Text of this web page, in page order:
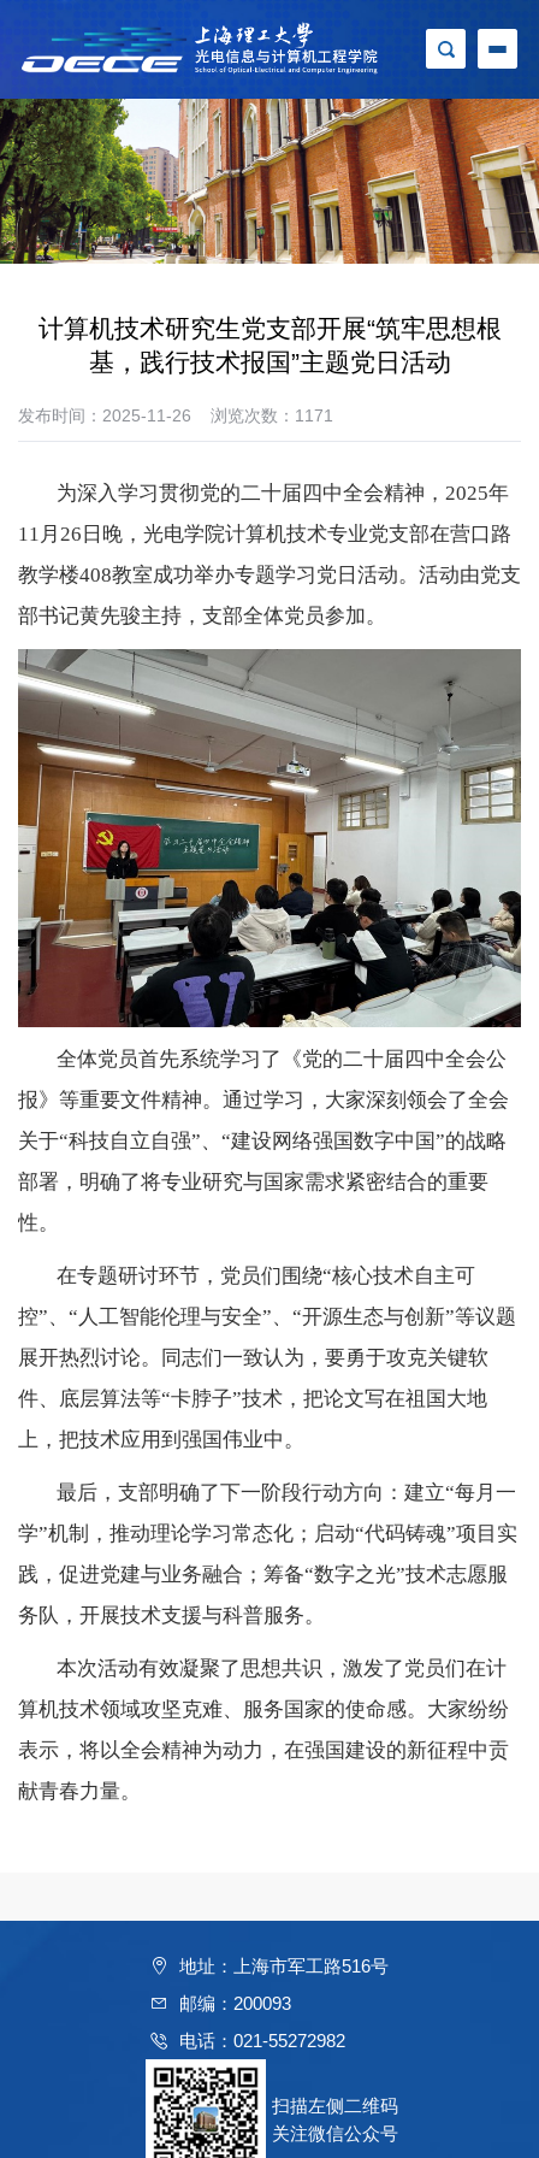
计算机技术研究生党支部开展“筑牢思想根
基，践行技术报国”主题党日活动
发布时间：2025-11-26 浏览次数： 1171
为深入学习贯彻党的二十届四中全会精神， 2025年
11 月 26 日晚，光电学院计算机技术专业党支部在营口路
教学楼408教室成功举办专题学习党日活动。活动由党支
部书记黄先骏主持，支部全体党员参加。
全体党员首先系统学习了《党的二十届四中全会公
报》等重要文件精神。通过学习，大家深刻领会了全会
关于“科技自立自强”、 “建设网络强国数字中国”的战略
部署，明确了将专业研究与国家需求紧密结合的重要
性。
在专题研讨环节，党员们围绕“核心技术自主可
控”、 “ 人工智能伦理与安全”、 “开源生态与创新”等议题
展开热烈讨论。同志们一致认为，要勇于攻克关键软
件、底层算法等“卡脖子”技术，把论文写在祖国大地
上，把技术应用到强国伟业中。
最后，支部明确了下一阶段行动方向：建立“每月一
学”机制，推动理论学习常态化；启动“代码铸魂”项目实
践，促进党建与业务融合；筹备“数字之光”技术志愿服
务队，开展技术支援与科普服务。
本次活动有效凝聚了思想共识，激发了党员们在计
算机技术领域攻坚克难、服务国家的使命感。大家纷纷
表示，将以全会精神为动力，在强国建设的新征程中贡
献青春力量。
地址：上海市军工路516号
邮编：200093
电话：021-55272982
扫描左侧二维码
关注微信公众号